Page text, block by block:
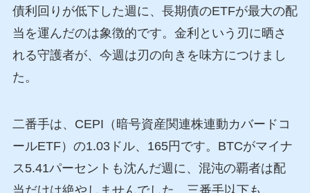
債利回りが低下した週に、長期債のETFが最大の配
当を運んだのは象徴的です。金利という刃に晒さ
れる守護者が、今週は刃の向きを味方につけまし
た。
二番手は、CEPI（暗号資産関連株連動カバードコ
ールETF）の1.03ドル、165円です。BTCがマイナ
ス5.41パーセントも沈んだ週に、混沌の覇者は配
当だけは絶やしませんでした。三番手以下も、